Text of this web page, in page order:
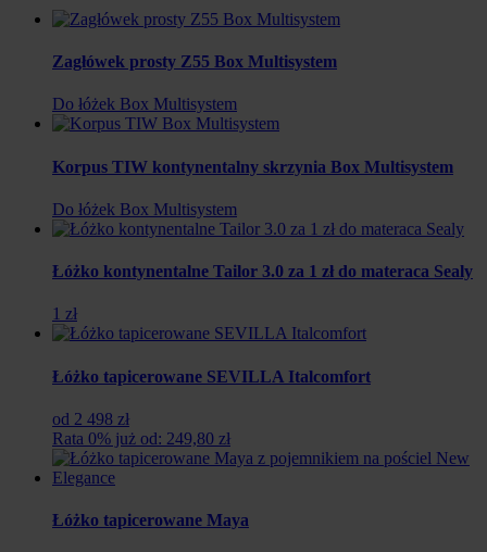
Zagłówek prosty Z55 Box Multisystem
Do łóżek Box Multisystem
Korpus TIW kontynentalny skrzynia Box Multisystem
Do łóżek Box Multisystem
Łóżko kontynentalne Tailor 3.0 za 1 zł do materaca Sealy
1 zł
Łóżko tapicerowane SEVILLA Italcomfort
od 2 498 zł
Rata 0% już od: 249,80 zł
Łóżko tapicerowane Maya